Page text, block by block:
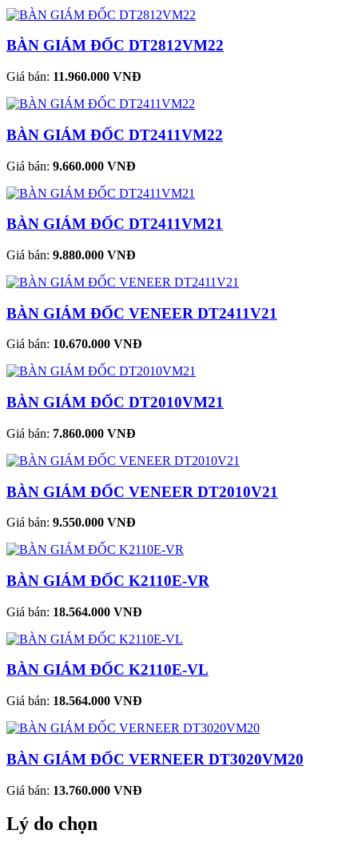
BÀN GIÁM ĐỐC DT2812VM22
Giá bán: 11.960.000 VNĐ
BÀN GIÁM ĐỐC DT2411VM22
Giá bán: 9.660.000 VNĐ
BÀN GIÁM ĐỐC DT2411VM21
Giá bán: 9.880.000 VNĐ
BÀN GIÁM ĐỐC VENEER DT2411V21
Giá bán: 10.670.000 VNĐ
BÀN GIÁM ĐỐC DT2010VM21
Giá bán: 7.860.000 VNĐ
BÀN GIÁM ĐỐC VENEER DT2010V21
Giá bán: 9.550.000 VNĐ
BÀN GIÁM ĐỐC K2110E-VR
Giá bán: 18.564.000 VNĐ
BÀN GIÁM ĐỐC K2110E-VL
Giá bán: 18.564.000 VNĐ
BÀN GIÁM ĐỐC VERNEER DT3020VM20
Giá bán: 13.760.000 VNĐ
Lý do chọn